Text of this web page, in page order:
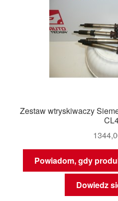
Zestaw wtryskiwaczy
Powiadom, gdy
Dowiedz